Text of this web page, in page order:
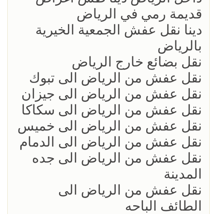
قديمة رمي في الرياض
دينا نقل عفش الجمعية الخيرية
بالرياض
نقل بضائع خارج الرياض
نقل عفش من الرياض الى تبوك
نقل عفش من الرياض الى جيزان
نقل عفش من الرياض الى سكاكا
نقل عفش من الرياض الى خميس
نقل عفش من الرياض الى الدمام
نقل عفش من الرياض الى جده
المدينة
نقل عفش من الرياض الى
الطائف الباحه